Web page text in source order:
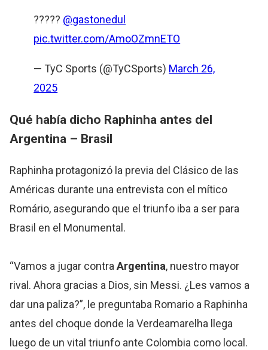
????? @gastonedul
pic.twitter.com/AmoOZmnETO
— TyC Sports (@TyCSports) March 26,
2025
Qué había dicho Raphinha antes del
Argentina – Brasil
Raphinha protagonizó la previa del Clásico de las
Américas durante una entrevista con el mítico
Romário, asegurando que el triunfo iba a ser para
Brasil en el Monumental.
“Vamos a jugar contra Argentina, nuestro mayor
rival. Ahora gracias a Dios, sin Messi. ¿Les vamos a
dar una paliza?”, le preguntaba Romario a Raphinha
antes del choque donde la Verdeamarelha llega
luego de un vital triunfo ante Colombia como local.